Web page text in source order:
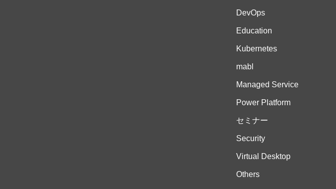
DevOps
Education
Kubernetes
mabl
Managed Service
Power Platform
セミナー
Security
Virtual Desktop
Others